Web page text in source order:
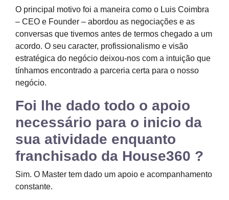
O principal motivo foi a maneira como o Luis Coimbra
– CEO e Founder – abordou as negociações e as
conversas que tivemos antes de termos chegado a um
acordo. O seu caracter, profissionalismo e visão
estratégica do negócio deixou-nos com a intuição que
tínhamos encontrado a parceria certa para o nosso
negócio.
Foi lhe dado todo o apoio
necessário para o inicio da
sua atividade enquanto
franchisado da House360 ?
Sim. O Master tem dado um apoio e acompanhamento
constante.